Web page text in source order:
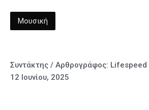
Μουσική
Συντάκτης / Αρθρογράφος: Lifespeed
12 Ιουνίου, 2025